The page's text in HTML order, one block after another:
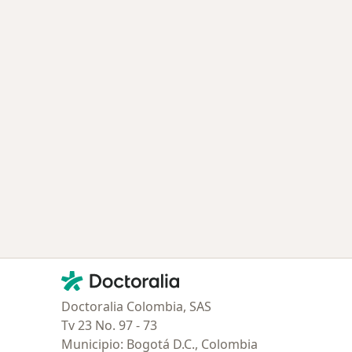
Contacto
Doctoralia - Página de inicio
Doctoralia Colombia, SAS
Tv 23 No. 97 - 73
Municipio: Bogotá D.C., Colombia